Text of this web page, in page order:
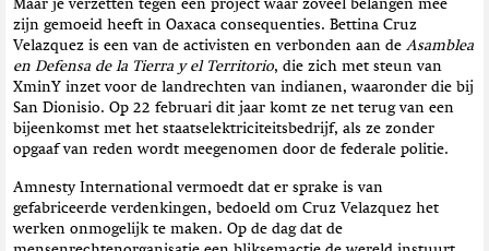
Maar je verzetten tegen een project waar zoveel belangen mee
zijn gemoeid heeft in Oaxaca consequenties. Bettina Cruz
Velazquez is een van de activisten en verbonden aan de Asamblea
en Defensa de la Tierra y el Territorio, die zich met steun van
XminY inzet voor de landrechten van indianen, waaronder die bij
San Dionisio. Op 22 februari dit jaar komt ze net terug van een
bijeenkomst met het staatselektriciteitsbedrijf, als ze zonder
opgaaf van reden wordt meegenomen door de federale politie.
Amnesty International vermoedt dat er sprake is van
gefabriceerde verdenkingen, bedoeld om Cruz Velazquez het
werken onmogelijk te maken. Op de dag dat de